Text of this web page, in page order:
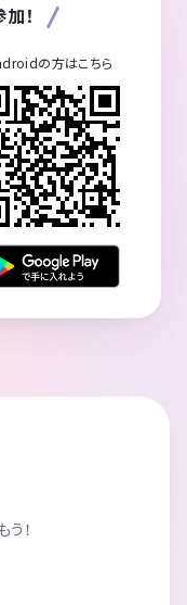
！
の方はこちら
！